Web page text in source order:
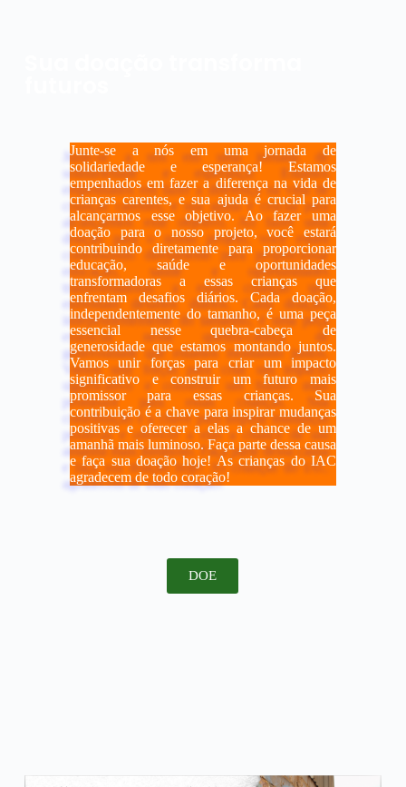
Junte-se a nós em uma jornada de
solidariedade e esperança! Estamos
empenhados em fazer a diferença na vida de
crianças carentes, e sua ajuda é crucial para
alcançarmos esse objetivo. Ao fazer uma
doação para o nosso projeto, você estará
contribuindo diretamente para proporcionar
educação, saúde e oportunidades
transformadoras a essas crianças que
enfrentam desafios diários. Cada doação,
independentemente do tamanho, é uma peça
essencial nesse quebra-cabeça de
generosidade que estamos montando juntos.
Vamos unir forças para criar um impacto
significativo e construir um futuro mais
promissor para essas crianças. Sua
contribuição é a chave para inspirar mudanças
positivas e oferecer a elas a chance de um
amanhã mais luminoso. Faça parte dessa causa
e faça sua doação hoje! As crianças do IAC
agradecem de todo coração!
DOE